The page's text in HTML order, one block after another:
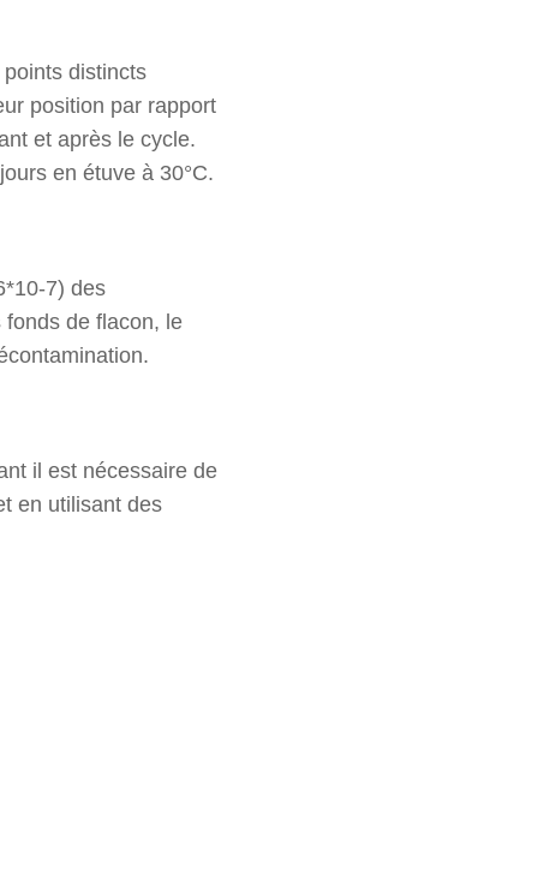
distincts
position par rapport
et après le cycle.
en étuve à 30°C.
7) des
de flacon, le
il est nécessaire de
en utilisant des